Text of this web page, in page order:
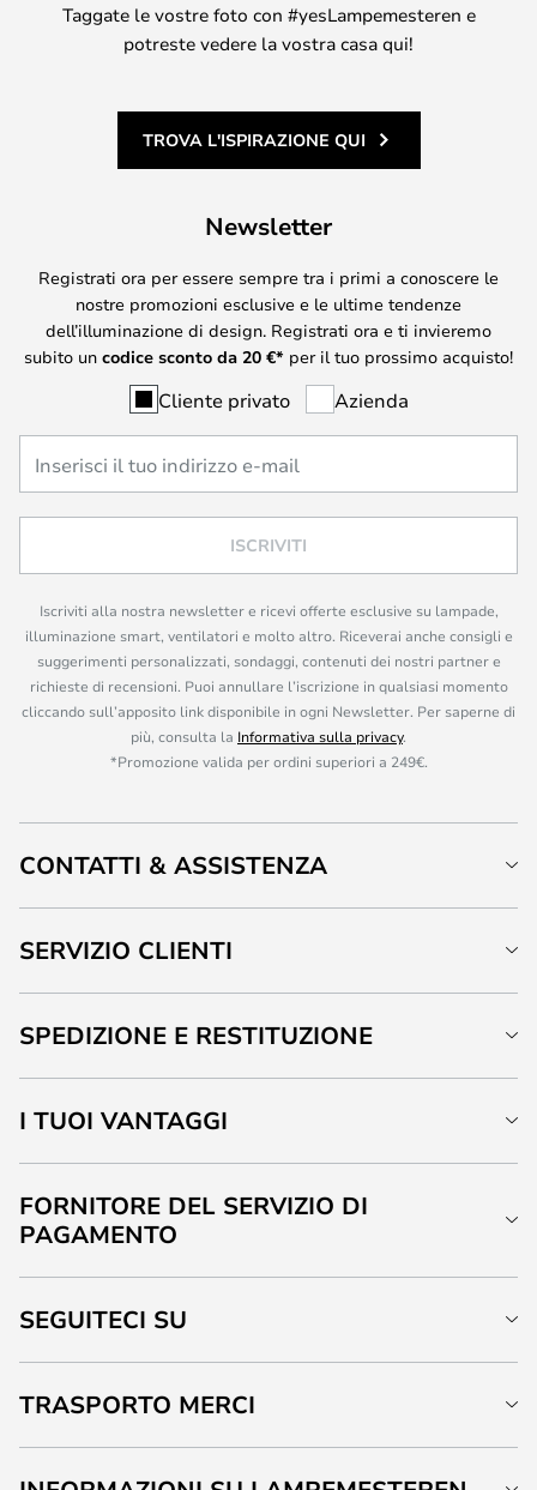
Taggate le vostre foto con #yesLampemesteren e
potreste vedere la vostra casa qui!
TROVA L'ISPIRAZIONE QUI
Newsletter
Registrati ora per essere sempre tra i primi a conoscere le
nostre promozioni esclusive e le ultime tendenze
dell’illuminazione di design. Registrati ora e ti invieremo
subito un codice sconto da 20 €* per il tuo prossimo acquisto!
Cliente privato Azienda
ISCRIVITI
Iscriviti alla nostra newsletter e ricevi offerte esclusive su lampade,
illuminazione smart, ventilatori e molto altro. Riceverai anche consigli e
suggerimenti personalizzati, sondaggi, contenuti dei nostri partner e
richieste di recensioni. Puoi annullare l’iscrizione in qualsiasi momento
cliccando sull’apposito link disponibile in ogni Newsletter. Per saperne di
più, consulta la Informativa sulla privacy.
*Promozione valida per ordini superiori a 249€.
CONTATTI & ASSISTENZA
SERVIZIO CLIENTI
SPEDIZIONE E RESTITUZIONE
I TUOI VANTAGGI
FORNITORE DEL SERVIZIO DI
PAGAMENTO
SEGUITECI SU
TRASPORTO MERCI